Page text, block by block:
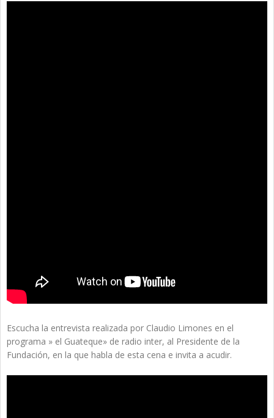
Escucha la entrevista realizada por Claudio Limones en el
programa » el Guateque» de radio inter, al Presidente de la
Fundación, en la que habla de esta cena e invita a acudir.